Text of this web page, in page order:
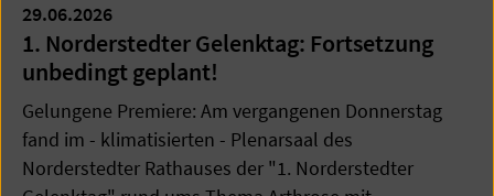
29.06.2026
1. Norderstedter Gelenktag: Fortsetzung
unbedingt geplant!
Gelungene Premiere: Am vergangenen Donnerstag
fand im - klimatisierten - Plenarsaal des
Norderstedter Rathauses der "1. Norderstedter